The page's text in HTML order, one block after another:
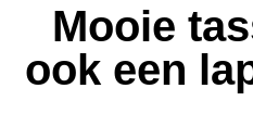
Mooie
ook een